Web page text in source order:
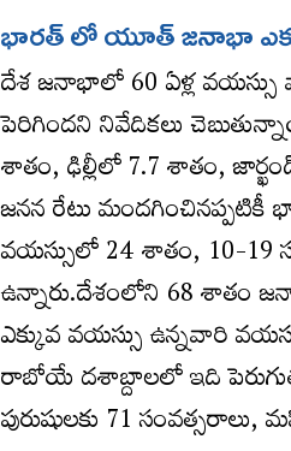
భారత్ లో యూత్ జనాభా
దేశ జనాభాలో 60 ఏళ్ల
పెరిగిందని నివేదికలు
శాతం, ఢిల్లీలో 7.7 శాతం,
జనన రేటు
వయస్సులో 24 శాతం, 10-19
ఉన్నారు.దేశంలోని 68 శాతం
ఎక్కువ వయస్సు ఉన్నవారి
రాబోయే దశాబ్దాలలో ఇది
పురుషులకు 71